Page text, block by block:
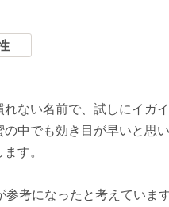
れない名前で、試しにイ
中でも効き目が早いと思
す。
参考になったと考えていま